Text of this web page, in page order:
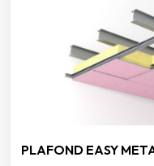
PLAFOND EASY